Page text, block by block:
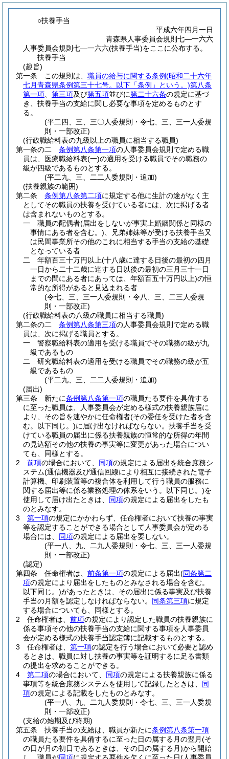
○扶養手当
平成六年四月一日
青森県人事委員会規則七―一六六
人事委員会規則七―一六六(扶養手当)をここに公布する。
扶養手当
(趣旨)
第一条
この規則は、 職員の給与に関する条例(昭和二十六年
七月青森県条例第三十七号。以下「条例」という。)第八条
第一項
第三項及び第五項並びに第二十六条の規定に基づ
き、扶養手当の支給に関し必要な事項を定めるものとす
る。
(平二四、三、三〇人委規則・令七、三、三一人委規
則・一部改正)
(行政職給料表の九級以上の職員に相当する職員)
第一条の二
条例第八条第一項の人事委員会規則で定める職
員は、医療職給料表(一)の適用を受ける職員でその職務の
級が四級であるものとする。
(平二九、三、二二人委規則・追加)
(扶養親族の範囲)
第二条
条例第八条第二項に規定する他に生計の途がなく主
としてその職員の扶養を受けている者には、次に掲げる者
は含まれないものとする。
一
職員の配偶者(届出をしないが事実上婚姻関係と同様の
事情にある者を含む。) 、兄弟姉妹等が受ける扶養手当又
は民間事業所その他のこれに相当する手当の支給の基礎
となっている者
二
年額百三十万円以上(十八歳に達する日後の最初の四月
一日から二十二歳に達する日以後の最初の三月三十一日
までの間にある者にあっては、年額百五十万円以上)の恒
常的な所得があると見込まれる者
(令七、三、三一人委規則・令八、三、二三人委規
則・一部改正)
(行政職給料表の八級の職員に相当する職員)
第二条の二
条例第八条第三項の人事委員会規則で定める職
員は、次に掲げる職員とする。
一
警察職給料表の適用を受ける職員でその職務の級が九
級であるもの
二
研究職給料表の適用を受ける職員でその職務の級が五
級であるもの
(平二九、三、二二人委規則・追加)
(届出)
第三条
新たに条例第八条第一項の職員たる要件を具備する
に至った職員は、人事委員会が定める様式の扶養親族届に
より、その旨を速やかに任命権者(その委任を受けた者を含
む。以下同じ。)に届け出なければならない。 扶養手当を受
けている職員の届出に係る扶養親族の恒常的な所得の年間
の見込額その他の扶養の事実等に変更があった場合につい
ても、同様とする。
2
前項の場合において、 同項の規定による届出を統合庶務シ
ステム(通信機器及び通信回線により相互に接続された電子
計算機、印刷装置等の複合体を利用して行う職員の服務に
関する届出等に係る業務処理の体系をいう。以下同じ。)を
使用して届け出たときは、 同項の規定による届出をしたも
のとみなす。
3
第一項の規定にかかわらず、任命権者において扶養の事実
等を認定することができる場合として人事委員会が定める
場合には、 同項の規定による届出を要しない。
(平一八、九、二九人委規則・令七、三、三一人委規
則・一部改正)
(認定)
第四条
任命権者は、 前条第一項の規定による届出(同条第二
項の規定により届出をしたものとみなされる場合を含む。
以下同じ。)があったときは、その届出に係る事実及び扶養
手当の月額を認定しなければならない。 同条第三項に規定
する場合についても、同様とする。
2
任命権者は、 前項の規定により認定した職員の扶養親族に
係る事項その他の扶養手当の支給に関する事項を人事委員
会が定める様式の扶養手当認定簿に記載するものとする。
3
任命権者は、 第一項の認定を行う場合において必要と認め
るときは、職員に対し扶養の事実等を証明するに足る書類
の提出を求めることができる。
4
第二項の場合において、 同項の規定による扶養親族に係る
事項等を統合庶務システムを使用して記録したときは、 同
項の規定による記載をしたものとみなす。
(平一八、九、二九人委規則・令七、三、三一人委規
則・一部改正)
(支給の始期及び終期)
第五条
扶養手当の支給は、職員が新たに条例第八条第一項
の職員たる要件を具備するに至った日の属する月の翌月(そ
の日が月の初日であるときは、その日の属する月)から開始